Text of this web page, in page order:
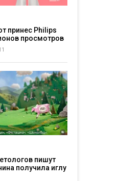
принес Philips
просмотров
пишут
получила иглу